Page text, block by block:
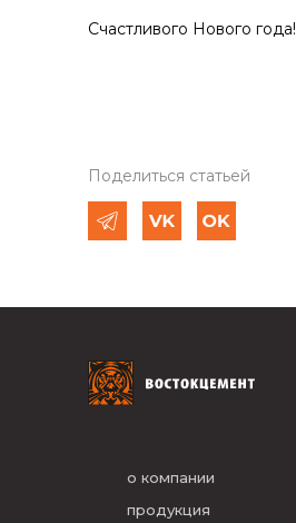
Счастливого Нового года!
Поделиться статьей
о компании
продукция